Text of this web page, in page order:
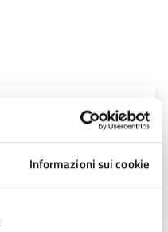
Informazioni sui cookie